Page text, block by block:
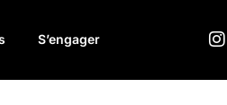
S’engager